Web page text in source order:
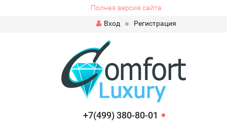
Полная версия сайта
Вход
Регистрация
+7(499) 380-80-01